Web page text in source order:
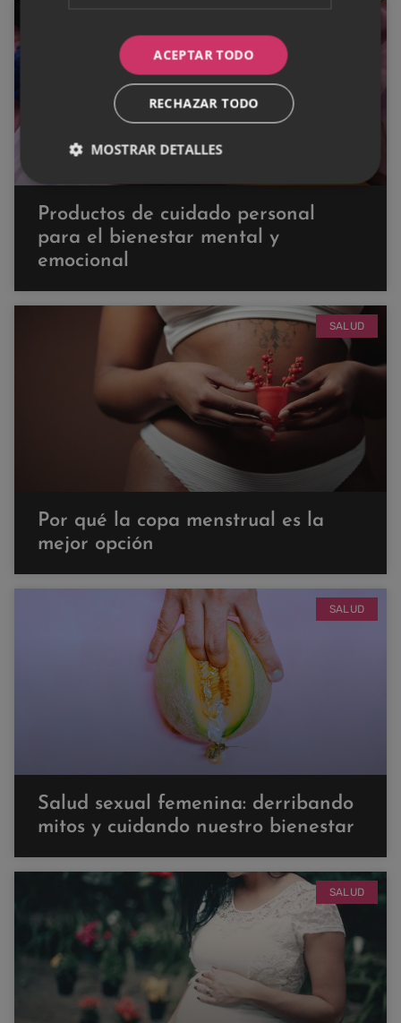
Productos de cuidado personal
para el bienestar mental y
emocional
SALUD
Por qué la copa menstrual es la
mejor opción
SALUD
Salud sexual femenina: derribando
mitos y cuidando nuestro bienestar
SALUD
ACEPTAR TODO
RECHAZAR TODO
MOSTRAR DETALLES